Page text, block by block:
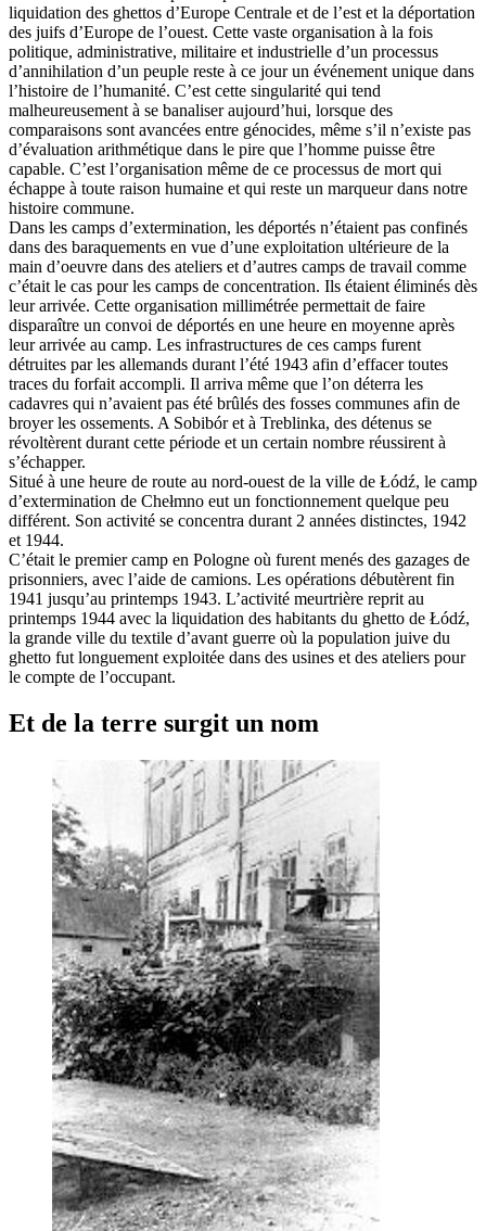
liquidation des ghettos d’Europe Centrale et de l’est et la déportation
des juifs d’Europe de l’ouest. Cette vaste organisation à la fois
politique, administrative, militaire et industrielle d’un processus
d’annihilation d’un peuple reste à ce jour un événement unique dans
l’histoire de l’humanité. C’est cette singularité qui tend
malheureusement à se banaliser aujourd’hui, lorsque des
comparaisons sont avancées entre génocides, même s’il n’existe pas
d’évaluation arithmétique dans le pire que l’homme puisse être
capable. C’est l’organisation même de ce processus de mort qui
échappe à toute raison humaine et qui reste un marqueur dans notre
histoire commune.
Dans les camps d’extermination, les déportés n’étaient pas confinés
dans des baraquements en vue d’une exploitation ultérieure de la
main d’oeuvre dans des ateliers et d’autres camps de travail comme
c’était le cas pour les camps de concentration. Ils étaient éliminés dès
leur arrivée. Cette organisation millimétrée permettait de faire
disparaître un convoi de déportés en une heure en moyenne après
leur arrivée au camp. Les infrastructures de ces camps furent
détruites par les allemands durant l’été 1943 afin d’effacer toutes
traces du forfait accompli. Il arriva même que l’on déterra les
cadavres qui n’avaient pas été brûlés des fosses communes afin de
broyer les ossements. A Sobibór et à Treblinka, des détenus se
révoltèrent durant cette période et un certain nombre réussirent à
s’échapper.
Situé à une heure de route au nord-ouest de la ville de Łódź, le camp
d’extermination de Chełmno eut un fonctionnement quelque peu
différent. Son activité se concentra durant 2 années distinctes, 1942
et 1944.
C’était le premier camp en Pologne où furent menés des gazages de
prisonniers, avec l’aide de camions. Les opérations débutèrent fin
1941 jusqu’au printemps 1943. L’activité meurtrière reprit au
printemps 1944 avec la liquidation des habitants du ghetto de Łódź,
la grande ville du textile d’avant guerre où la population juive du
ghetto fut longuement exploitée dans des usines et des ateliers pour
le compte de l’occupant.
Et de la terre surgit un nom